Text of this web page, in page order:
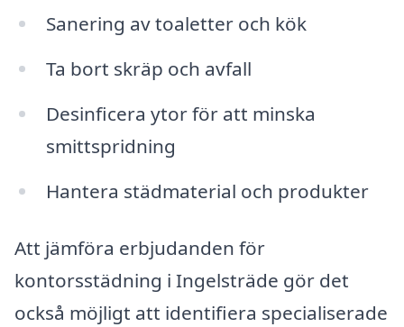
Sanering av toaletter och kök
Ta bort skräp och avfall
Desinficera ytor för att minska
smittspridning
Hantera städmaterial och produkter
Att jämföra erbjudanden för
kontorsstädning i Ingelsträde gör det
också möjligt att identifiera specialiserade